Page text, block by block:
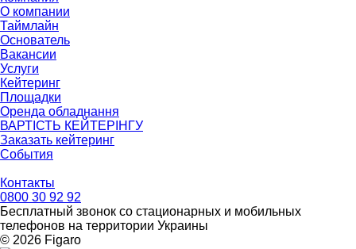
О компании
Таймлайн
Основатель
Вакансии
Услуги
Кейтеринг
Площадки
Оренда обладнання
ВАРТІСТЬ КЕЙТЕРІНГУ
Заказать кейтеринг
События
Контакты
0800 30 92 92
Бесплатный звонок со стационарных и мобильных
телефонов на территории Украины
© 2026 Figarо